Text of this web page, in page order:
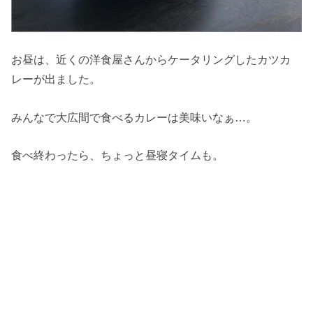
お昼は、近くの洋食屋さんからケータリングしたカツカ
レーが出ました。
みんなで大広間で食べるカレーは美味いなぁ…。
食べ終わったら、ちょっと昼寝タイムも。